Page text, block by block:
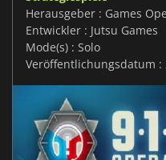
Herausgeber : Games
Entwickler : Jutsu Games
Mode(s) : Solo
Veröffentlichungsdatum :